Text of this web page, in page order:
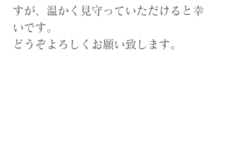
すが、温かく見守っていただけると幸
いです。
どうぞよろしくお願い致します。